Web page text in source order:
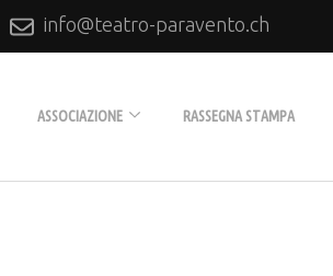
info@teatro-paravento.ch
ASSOCIAZIONE RASSEGNA STAMPA